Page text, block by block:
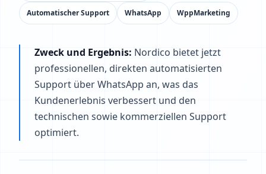
Automatischer Support WhatsApp WppMarketing
Zweck und Ergebnis: Nordico bietet jetzt
professionellen, direkten automatisierten
Support über WhatsApp an, was das
Kundenerlebnis verbessert und den
technischen sowie kommerziellen Support
optimiert.